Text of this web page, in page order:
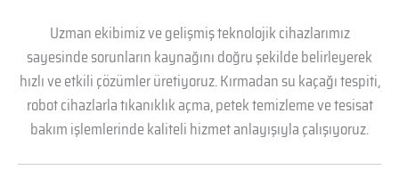
Uzman ekibimiz ve gelişmiş teknolojik cihazlarımız
sayesinde sorunların kaynağını doğru şekilde belirleyerek
hızlı ve etkili çözümler üretiyoruz. Kırmadan su kaçağı tespiti,
robot cihazlarla tıkanıklık açma, petek temizleme ve tesisat
bakım işlemlerinde kaliteli hizmet anlayışıyla çalışıyoruz.